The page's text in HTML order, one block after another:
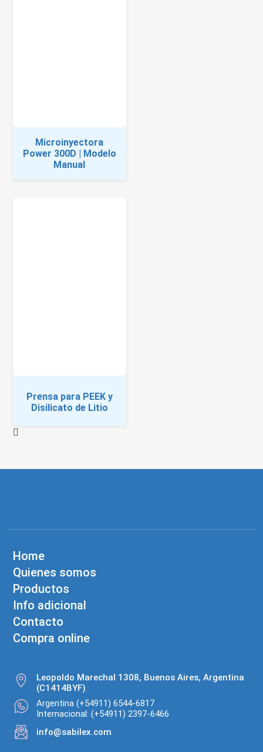
Microinyectora
Power 300D | Modelo
Manual
Prensa para PEEK y
Disilicato de Litio
Home
Quienes somos
Productos
Info adicional
Contacto
Compra online
Leopoldo Marechal 1308, Buenos Aires, Argentina
(C1414BYF)
Argentina (+54911) 6544-6817
Internacional: (+54911) 2397-6466
info@sabilex.com